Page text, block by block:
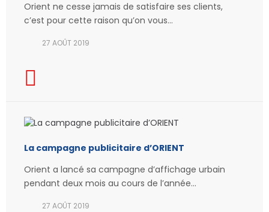
Orient ne cesse jamais de satisfaire ses clients,
c’est pour cette raison qu’on vous...
27 AOÛT 2019
La campagne publicitaire d’ORIENT
Orient a lancé sa campagne d’affichage urbain
pendant deux mois au cours de l’année...
27 AOÛT 2019